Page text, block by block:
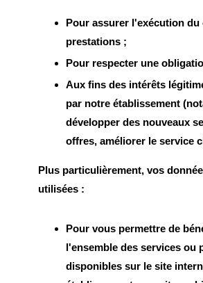
Pour assurer l'exécution du
prestations ;
Pour respecter une
Aux fins des intérêts
par notre établissement
développer des nouveaux
offres, améliorer le service
Plus particulièrement, vos
utilisées :
Pour vous permettre de
l'ensemble des services ou
disponibles sur le site